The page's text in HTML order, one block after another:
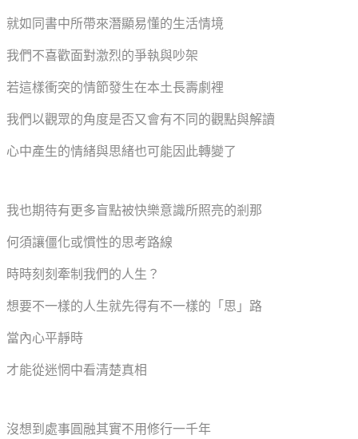
就如同書中所帶來潛顯易懂的生活情境
我們不喜歡面對激烈的爭執與吵架
若這樣衝突的情節發生在本土長壽劇裡
我們以觀眾的角度是否又會有不同的觀點與解讀
心中產生的情緒與思緒也可能因此轉變了
我也期待有更多盲點被快樂意識所照亮的剎那
何須讓僵化或慣性的思考路線
時時刻刻牽制我們的人生？
想要不一樣的人生就先得有不一樣的「思」路
當內心平靜時
才能從迷惘中看清楚真相
沒想到處事圓融其實不用修行一千年